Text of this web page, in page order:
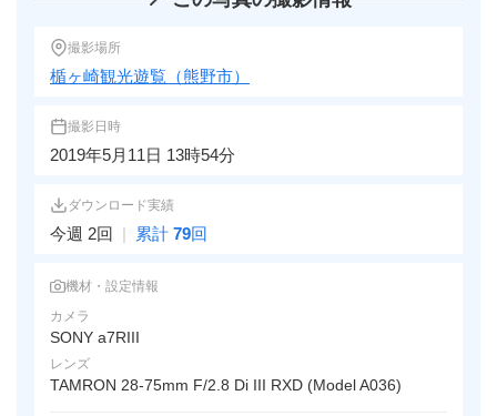
撮影場所
楯ヶ崎観光遊覧（熊野市）
撮影日時
2019年5月11日 13時54分
ダウンロード実績
今週 2回 | 累計 79回
機材・設定情報
カメラ
SONY a7RIII
レンズ
TAMRON 28-75mm F/2.8 Di III RXD (Model A036)